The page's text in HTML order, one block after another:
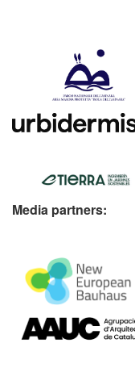
Media partners: